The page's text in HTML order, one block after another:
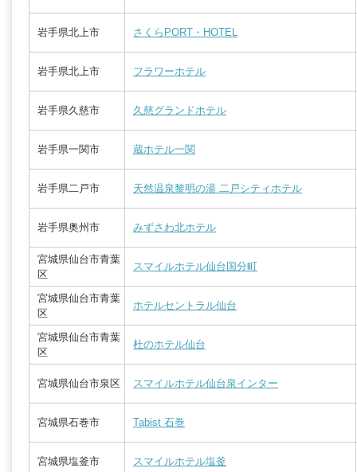
岩手県北上市 さくらPORT・HOTEL
岩手県北上市 フラワーホテル
岩手県久慈市 久慈グランドホテル
岩手県一関市 蔵ホテル一関
岩手県二戸市 天然温泉黎明の湯 二戸シティホテル
岩手県奥州市 みずさわ北ホテル
宮城県仙台市青葉
区
スマイルホテル仙台国分町
宮城県仙台市青葉
区
ホテルセントラル仙台
宮城県仙台市青葉
区
杜のホテル仙台
宮城県仙台市泉区 スマイルホテル仙台泉インター
宮城県石巻市 Tabist 石巻
宮城県塩釜市 スマイルホテル塩釜